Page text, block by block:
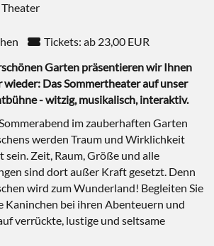
Theater
Tickets: ab 23,00 EUR
Garten präsentieren wir Ihnen
wieder: Das Sommertheater auf unser
- witzig, musikalisch, interaktiv.
im zauberhaften Garten
werden Traum und Wirklichkeit
Zeit, Raum, Größe und alle
sind dort außer Kraft gesetzt. Denn
wird zum Wunderland! Begleiten Sie
Kaninchen bei ihren Abenteuern und
verrückte, lustige und seltsame